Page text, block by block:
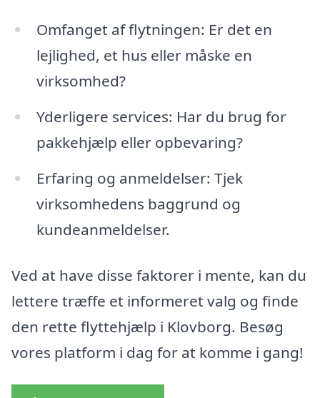
Omfanget af flytningen: Er det en
lejlighed, et hus eller måske en
virksomhed?
Yderligere services: Har du brug for
pakkehjælp eller opbevaring?
Erfaring og anmeldelser: Tjek
virksomhedens baggrund og
kundeanmeldelser.
Ved at have disse faktorer i mente, kan du
lettere træffe et informeret valg og finde
den rette flyttehjælp i Klovborg. Besøg
vores platform i dag for at komme i gang!